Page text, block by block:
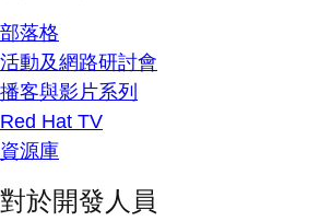
部落格
活動及網路研討會
播客與影片系列
Red Hat TV
資源庫
對於開發人員